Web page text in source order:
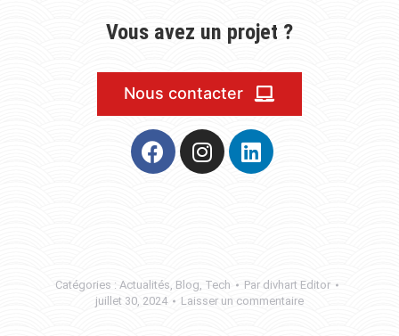
Vous avez un projet ?
Nous contacter
Catégories : Actualités, Blog, Tech Par divhart Editor
juillet 30, 2024
Laisser un commentaire